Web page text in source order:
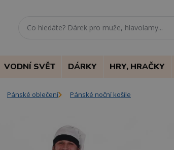
VODNÍ SVĚT DÁRKY HRY, HRAČKY
Pánské oblečení Pánské noční košile